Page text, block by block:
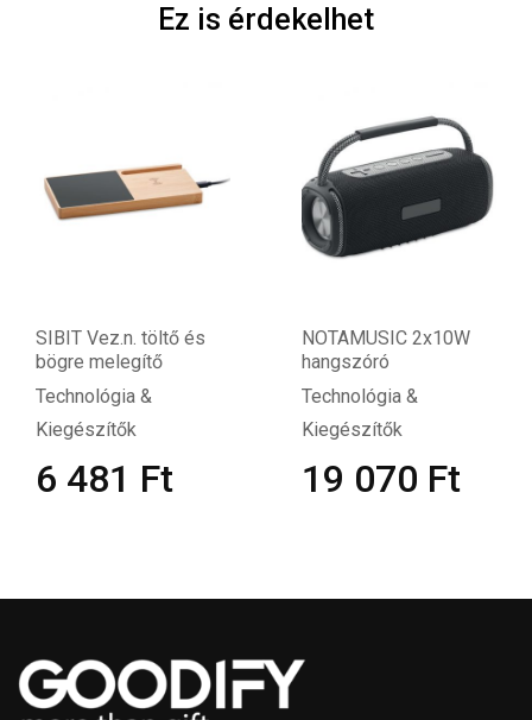
Ez is érdekelhet
SIBIT Vez.n. töltő és
bögre melegítő
Technológia &
Kiegészítők
6 481 Ft
NOTAMUSIC 2x10W
hangszóró
Technológia &
Kiegészítők
19 070 Ft